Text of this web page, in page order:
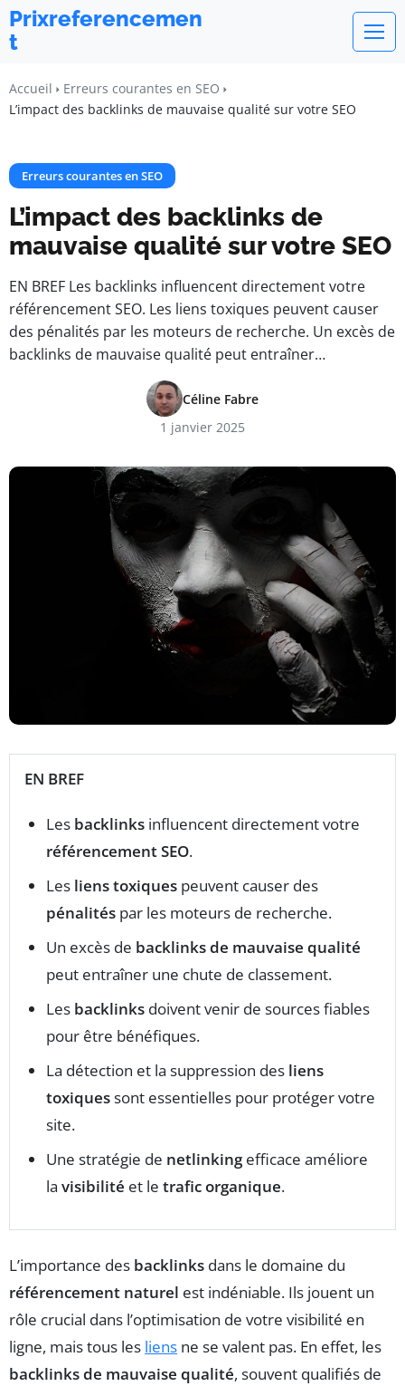
Prixreferencemen
t
Accueil
Erreurs courantes en SEO
L’impact des backlinks de mauvaise qualité sur votre SEO
Erreurs courantes en SEO
L’impact des backlinks de
mauvaise qualité sur votre SEO
EN BREF Les backlinks influencent directement votre
référencement SEO. Les liens toxiques peuvent causer
des pénalités par les moteurs de recherche. Un excès de
backlinks de mauvaise qualité peut entraîner…
Céline Fabre
1 janvier 2025
EN BREF
Les backlinks influencent directement votre
référencement SEO.
Les liens toxiques peuvent causer des
pénalités par les moteurs de recherche.
Un excès de backlinks de mauvaise qualité
peut entraîner une chute de classement.
Les backlinks doivent venir de sources fiables
pour être bénéfiques.
La détection et la suppression des liens
toxiquessont essentielles pour protéger votre
site.
Une stratégie de netlinkingefficace améliore
la visibilité et le trafic organique.
L’importance des backlinks dans le domaine du
référencement naturel est indéniable. Ils jouent un
rôle crucial dans l’optimisation de votre visibilité en
ligne, mais tous les liens ne se valent pas. En effet, les
backlinks de mauvaise qualité, souvent qualifiés de